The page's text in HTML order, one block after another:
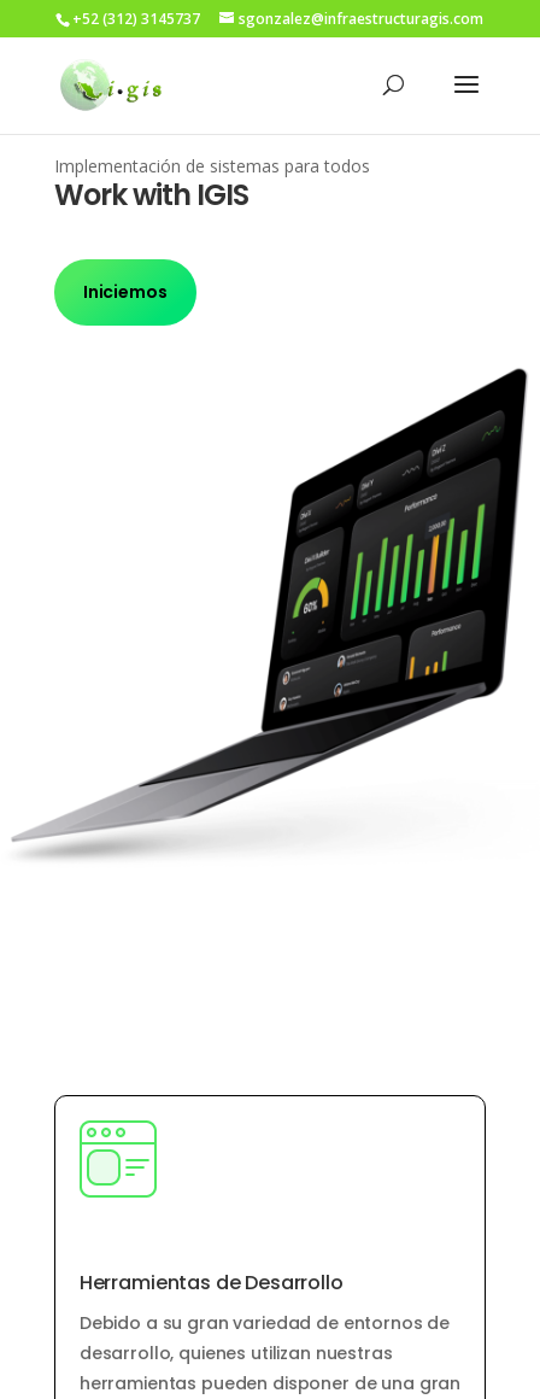
+52 (312) 3145737 sgonzalez@infraestructuragis.com
Implementación de sistemas para todos
Work with IGIS
Iniciemos
Herramientas de Desarrollo
Debido a su gran variedad de entornos de
desarrollo, quienes utilizan nuestras
herramientas pueden disponer de una gran